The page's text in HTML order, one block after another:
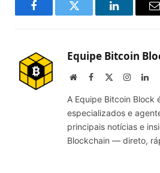
FacebookTwitter LinkedIn
Equipe Bitcoin
WebsiteFacebook Instagram
A Equipe Bitcoin Block
especializados e
principais notícias e
Blockchain — direto,